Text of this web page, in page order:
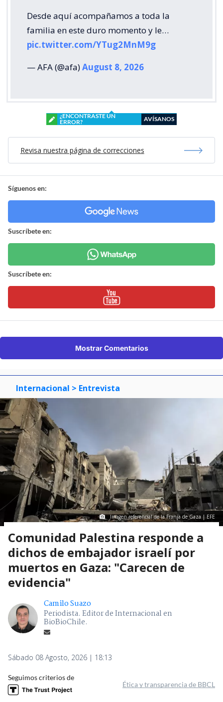
Desde aquí acompañamos a toda la
familia en este duro momento y le…
pic.twitter.com/YTug2MnM9g
— AFA (@afa)August 8, 2026
¿ENCONTRASTE UN
ERROR?
AVÍSANOS
Revisa nuestra página de correcciones
Síguenos en:
Suscríbete en:
Suscríbete en:
Mostrar Comentarios
Internacional > Entrevista
Imagen referencial de la Franja de Gaza | EFE
Comunidad Palestina responde a
dichos de embajador israelí por
muertos en Gaza: "Carecen de
evidencia"
Camilo Suazo
Periodista. Editor de Internacional en
BioBioChile.
Sábado 08 Agosto, 2026 | 18:13
Seguimos criterios de
Ética y transparencia de BBCL